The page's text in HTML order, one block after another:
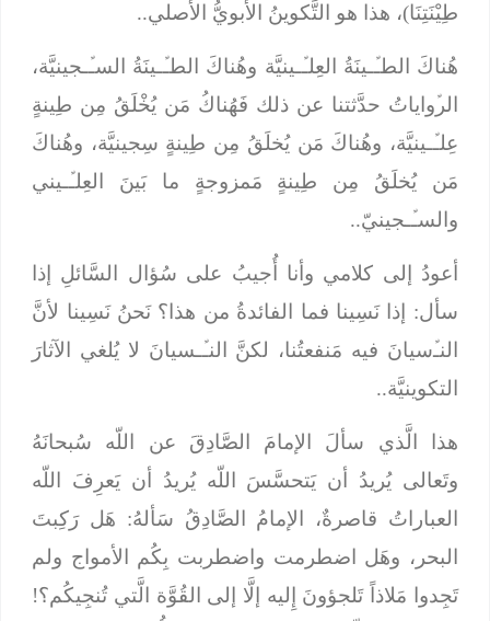
طِيْنَتِنَا)، هذا هو التَّكوينُ الأبويُّ الأصلي..
هُناكَ الطـﱢـينَةُ العِلـﱢـينيَّة وهُناكَ الطـﱢـينَةُ السـﱢـجينيَّة،
الرﱢواياتُ حدَّثتنا عن ذلك فَهُناكُ مَن يُخْلَقُ مِن طِينةٍ
عِلـﱢـينيَّة، وهُناكَ مَن يُخلَقُ مِن طِينةٍ سِجينيَّة، وهُناكَ
مَن يُخلَقُ مِن طِينةٍ مَمزوجةٍ ما بَينَ العِلـﱢـيني
والسـﱢـجينيّ..
أعودُ إلى كلامي وأنا أُجيبُ على سُؤال السَّائلِ إذا
سأل: إذا نَسِينا فما الفائدةُ من هذا؟ نَحنُ نَسِينا لأنَّ
النـﱢسيانَ فيه مَنفعتُنا، لكنَّ النـﱢـسيانَ لا يُلغي الآثارَ
التكوينيَّة..
هذا الَّذي سألَ الإمامَ الصَّادِقَ عن اللّه سُبحانَهُ
وتَعالى يُريدُ أن يَتحسَّسَ اللّه يُريدُ أن يَعرِفَ اللّه
العباراتُ قاصرةٌ، الإمامُ الصَّادِقُ سَألهُ: هَل رَكِبتَ
البحر، وهَل اضطرمت واضطربت بِكُم الأمواج ولم
تَجِدوا مَلاذاً تَلجؤونَ إِليه إلَّا إلى القُوَّة الَّتي تُنجِيكُم؟!